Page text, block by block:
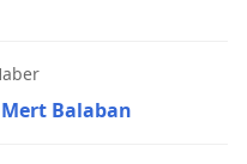
Balaban